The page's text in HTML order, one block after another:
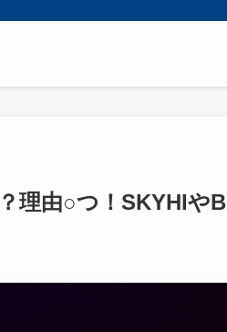
理由○つ！SKYHIや